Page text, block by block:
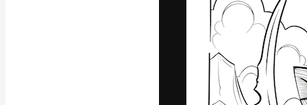
La piattaforma
migliori lavori.
creativi,
Italiano